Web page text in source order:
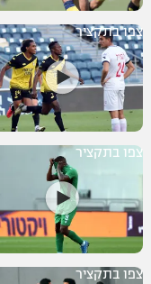
צפו בתקציר
צפו בתקציר
צפו בתקציר